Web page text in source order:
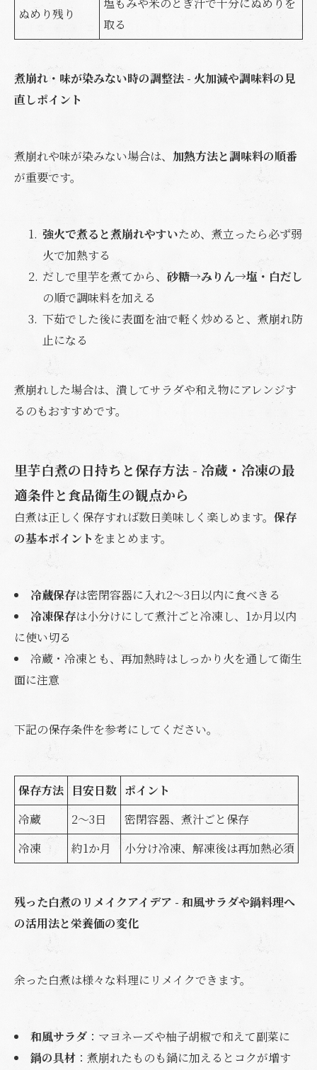
ぬめり残り
塩もみや米のとぎ汁で十分にぬめりを
取る
煮崩れ・味が染みない時の調整法 - 火加減や調味料の見
直しポイント
煮崩れや味が染みない場合は、 加熱方法と調味料の順番
が重要です。
強火で煮ると煮崩れやすいため、煮立ったら必ず弱
火で加熱する
だしで里芋を煮てから、 砂糖→みりん→塩・白だし
の順で調味料を加える
下茹でした後に表面を油で軽く炒めると、煮崩れ防
止になる
煮崩れした場合は、潰してサラダや和え物にアレンジす
るのもおすすめです。
里芋白煮の日持ちと保存方法 - 冷蔵・冷凍の最
適条件と食品衛生の観点から
白煮は正しく保存すれば数日美味しく楽しめます。 保存
の基本ポイント をまとめます。
冷蔵保存は密閉容器に入れ2～3日以内に食べきる
冷凍保存は小分けにして煮汁ごと冷凍し、1か月以内
に使い切る
冷蔵・冷凍とも、再加熱時はしっかり火を通して衛生
面に注意
下記の保存条件を参考にしてください。
保存方法 目安日数 ポイント
冷蔵
2～3日
密閉容器、煮汁ごと保存
冷凍
約1か月 小分け冷凍、解凍後は再加熱必須
残った白煮のリメイクアイデア - 和風サラダや鍋料理へ
の活用法と栄養価の変化
余った白煮は様々な料理にリメイクできます。
和風サラダ：マヨネーズや柚子胡椒で和えて副菜に
鍋の具材：煮崩れたものも鍋に加えるとコクが増す